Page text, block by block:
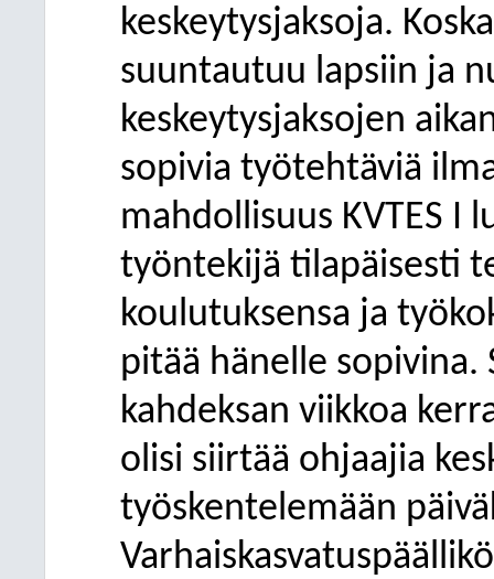
keskeytysjaksoja.
suuntautuu lapsiin ja
keskeytysjaksojen
sopivia työtehtäviä
mahdollisuus KVTES I
työntekijä tilapäisesti
koulutuksensa ja
pitää hänelle
kahdeksan viikkoa
olisi siirtää ohjaajia
työskentelemään